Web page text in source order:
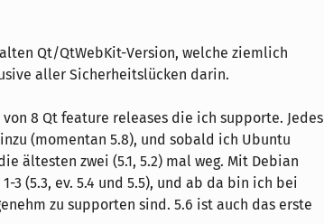
Qt/QtWebKit-Version, welche ziemlich
aller Sicherheitslücken darin.
8 Qt feature releases die ich supporte. Jedes
(momentan 5.8), und sobald ich Ubuntu
ältesten zwei (5.1, 5.2) mal weg. Mit Debian
3 (5.3, ev. 5.4 und 5.5), und ab da bin ich bei
zu supporten sind. 5.6 ist auch das erste